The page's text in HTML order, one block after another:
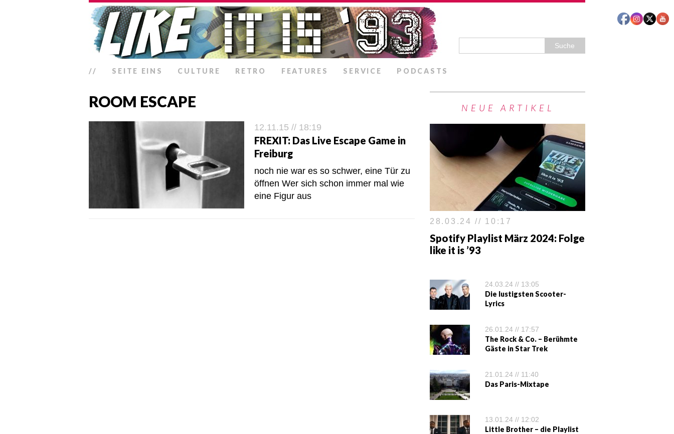
// SEITE EINS CULTURE RETRO FEATURES SERVICE PODCASTS
ROOM ESCAPE
12.11.15 // 18:19
FREXIT: Das Live Escape Game in
Freiburg
noch nie war es so schwer, eine Tür zu
öffnen Wer sich schon immer mal wie
eine Figur aus
NEUE ARTIKEL
28.03.24 // 10:17
Spotify Playlist März 2024: Folge
like it is ’93
24.03.24 // 13:05
Die lustigsten Scooter-
Lyrics
26.01.24 // 17:57
The Rock & Co. – Berühmte
Gäste in Star Trek
21.01.24 // 11:40
Das Paris-Mixtape
13.01.24 // 12:02
Little Brother – die Playlist